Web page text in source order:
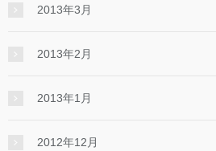
2013年3月
2013年2月
2013年1月
2012年12月